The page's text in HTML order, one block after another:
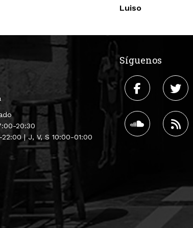
Luiso
20:30
| J, V, S 10:00-01:00
Síguenos